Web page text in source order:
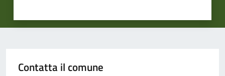
Contatta il comune